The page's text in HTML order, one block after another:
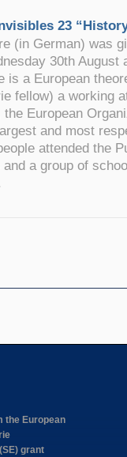
23
(in German) was
30th August
is a European
fellow) a working
European
and most
attended the
a group of
the European
grant